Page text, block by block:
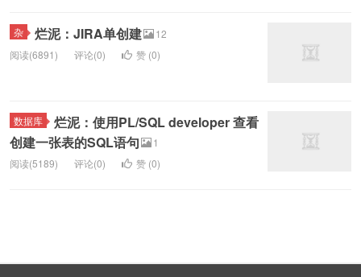
杂 烂泥：JIRA单创建
12
阅读(6891)
评论(0) 赞 (0)
数据库
烂泥：使用PL/SQL developer 查看
创建一张表的SQL语句
1
阅读(5189)
评论(0) 赞 (0)